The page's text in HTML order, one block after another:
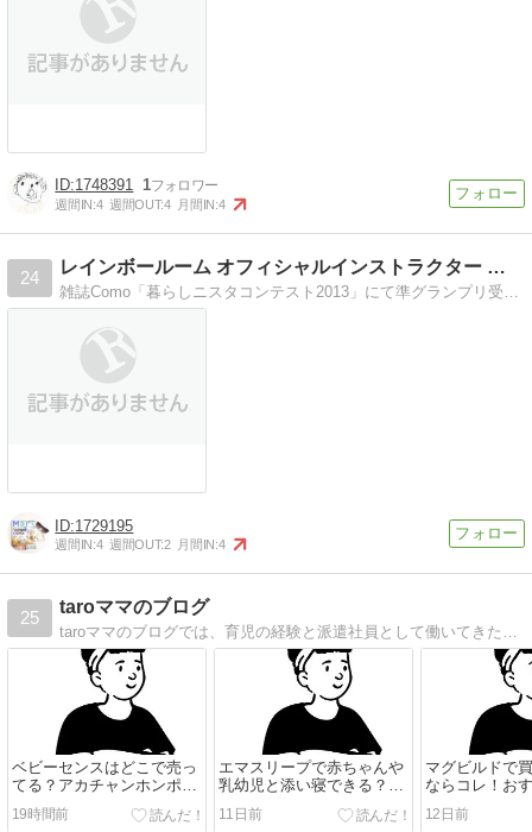
1748391 1
週間IN:4 週間OUT:4 月間IN:4
24
レインボールーム オフィシャルインストラクター ＆ジュニア…
雑誌Como「暮らしニスタコンテスト2013」にて準グランプリ受賞！男の子2人の子育てに翻弄されながらも、毎日を楽しくすることを諦めないアクティブママの子育て…
1729195
週間IN:4 週間OUT:2 月間IN:4
25
taroママのブログ
taroママのブログでは、育児の経験と派遣社員として働いてきた経験を活かし、悩んでいる・困っている「誰か」の役に立てるような情報をお届けする情報メディアです。
ベビーセンスはどこで売っ
てる？アカチャンホンポや
西松屋での販売状況を調
査！
19時間前
エマスリープで赤ちゃんや
乳幼児と添い寝できる？注
意点やおすすめの商品をご
紹介！
11日前
マグビルドで
ならコレ！お
ト4つをご紹介
12日前